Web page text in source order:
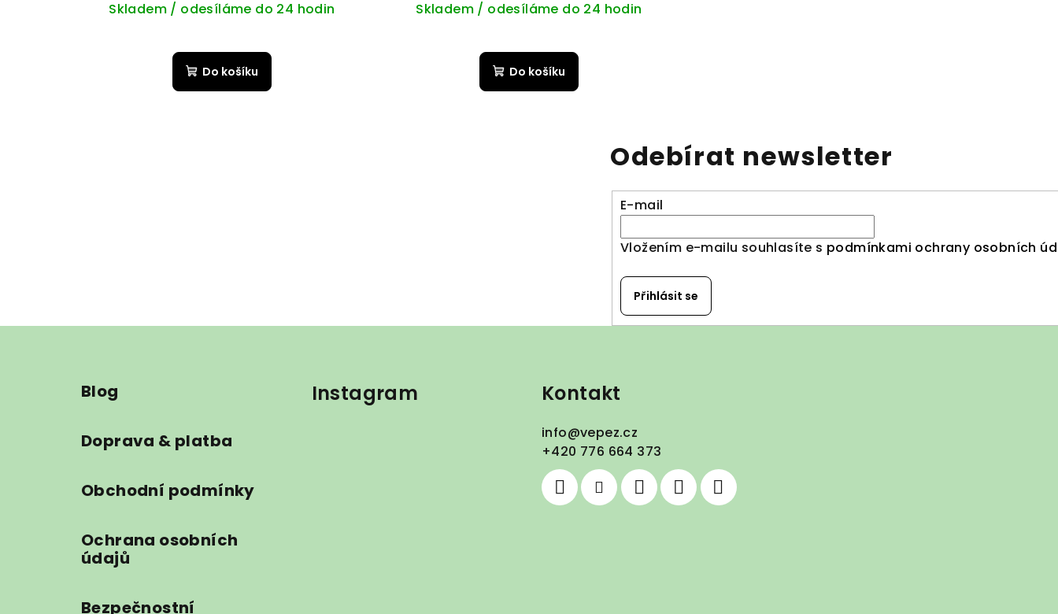
Skladem / odesíláme do 24 hodin
Do košíku
Skladem / odesíláme do 24 hodin
Do košíku
Odebírat newsletter
E-mail
Vložením e-mailu souhlasíte s podmínkami ochrany osobních
Přihlásit se
Blog
Doprava & platba
Obchodní podmínky
Ochrana osobních
údajů
Bezpečnostní
Instagram Kontakt
info@vepez.cz
+420 776 664 373